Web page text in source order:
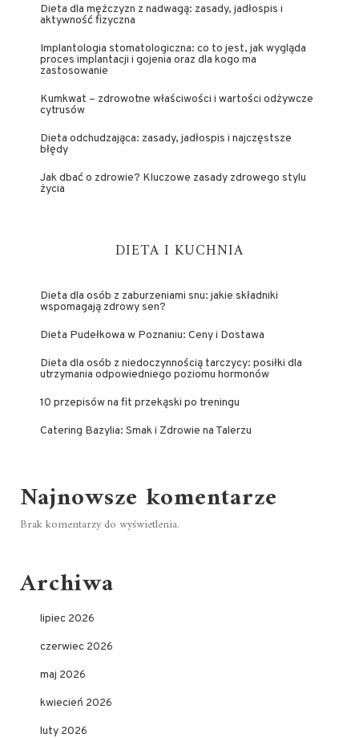
Dieta dla mężczyzn z nadwagą: zasady, jadłospis i
aktywność fizyczna
Implantologia stomatologiczna: co to jest, jak wygląda
proces implantacji i gojenia oraz dla kogo ma
zastosowanie
Kumkwat – zdrowotne właściwości i wartości odżywcze
cytrusów
Dieta odchudzająca: zasady, jadłospis i najczęstsze
błędy
Jak dbać o zdrowie? Kluczowe zasady zdrowego stylu
życia
DIETA I KUCHNIA
Dieta dla osób z zaburzeniami snu: jakie składniki
wspomagają zdrowy sen?
Dieta Pudełkowa w Poznaniu: Ceny i Dostawa
Dieta dla osób z niedoczynnością tarczycy: posiłki dla
utrzymania odpowiedniego poziomu hormonów
10 przepisów na fit przekąski po treningu
Catering Bazylia: Smak i Zdrowie na Talerzu
Najnowsze komentarze
Brak komentarzy do wyświetlenia.
Archiwa
lipiec 2026
czerwiec 2026
maj 2026
kwiecień 2026
luty 2026